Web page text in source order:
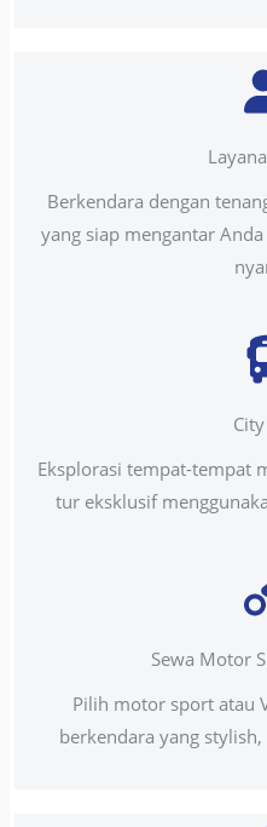
Berkendara dengan
yang siap mengantar
Eksplorasi tempat-tempat
tur eksklusif
Sewa Motor
Pilih motor sport atau
berkendara yang